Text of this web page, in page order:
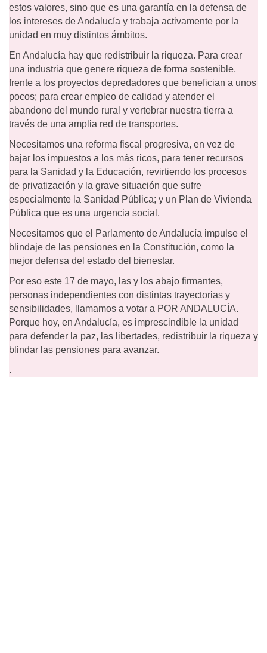
estos valores, sino que es una garantía en la defensa de
los intereses de Andalucía y trabaja activamente por la
unidad en muy distintos ámbitos.
En Andalucía hay que redistribuir la riqueza. Para crear
una industria que genere riqueza de forma sostenible,
frente a los proyectos depredadores que benefician a unos
pocos; para crear empleo de calidad y atender el
abandono del mundo rural y vertebrar nuestra tierra a
través de una amplia red de transportes.
Necesitamos una reforma fiscal progresiva, en vez de
bajar los impuestos a los más ricos, para tener recursos
para la Sanidad y la Educación, revirtiendo los procesos
de privatización y la grave situación que sufre
especialmente la Sanidad Pública; y un Plan de Vivienda
Pública que es una urgencia social.
Necesitamos que el Parlamento de Andalucía impulse el
blindaje de las pensiones en la Constitución, como la
mejor defensa del estado del bienestar.
Por eso este 17 de mayo, las y los abajo firmantes,
personas independientes con distintas trayectorias y
sensibilidades, llamamos a votar a POR ANDALUCÍA.
Porque hoy, en Andalucía, es imprescindible la unidad
para defender la paz, las libertades, redistribuir la riqueza y
blindar las pensiones para avanzar.
.